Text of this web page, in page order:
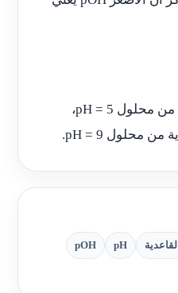
محلول pH = 2 أكثر حمضية من محلول pH = 5،
القاعدية pH
pOH